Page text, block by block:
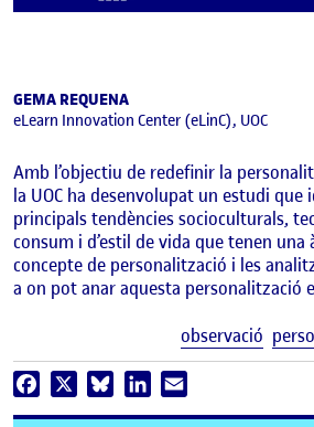
GEMA REQUENA
eLearn Innovation Center (eLinC), UOC
Amb l’objectiu de redefinir la
la UOC ha desenvolupat un estudi que
principals tendències socioculturals,
consum i d’estil de vida que tenen
concepte de personalització i les
a on pot anar aquesta personalització
observació
Facebook BlueskyLinkedIn